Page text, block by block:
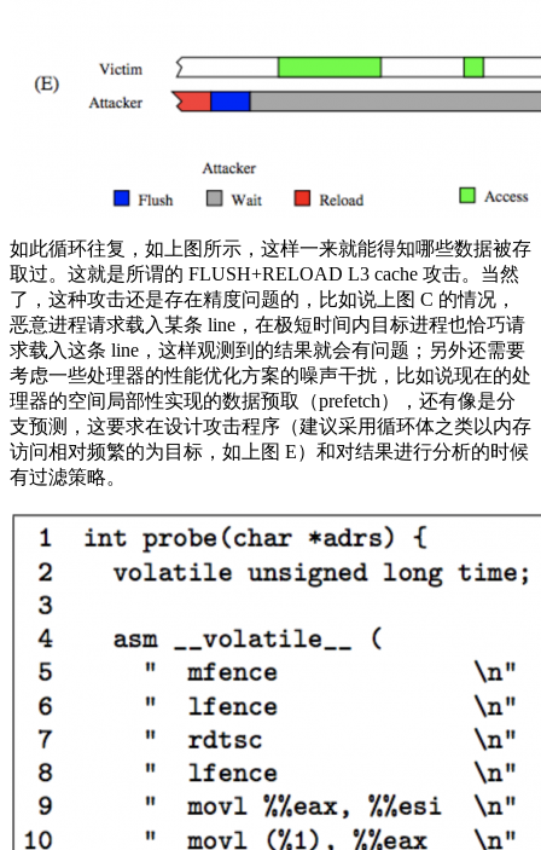
如此循环往复，如上图所示，这样一来就能得知哪些数据被存
取过。这就是所谓的 FLUSH+RELOAD L3 cache 攻击。当然
了，这种攻击还是存在精度问题的，比如说上图 C 的情况，
恶意进程请求载入某条 line，在极短时间内目标进程也恰巧请
求载入这条 line，这样观测到的结果就会有问题；另外还需要
考虑一些处理器的性能优化方案的噪声干扰，比如说现在的处
理器的空间局部性实现的数据预取（prefetch），还有像是分
支预测，这要求在设计攻击程序（建议采用循环体之类以内存
访问相对频繁的为目标，如上图 E）和对结果进行分析的时候
有过滤策略。